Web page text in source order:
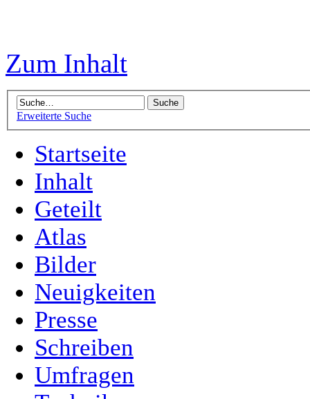
Zum Inhalt
Erweiterte Suche
Startseite
Inhalt
Geteilt
Atlas
Bilder
Neuigkeiten
Presse
Schreiben
Umfragen